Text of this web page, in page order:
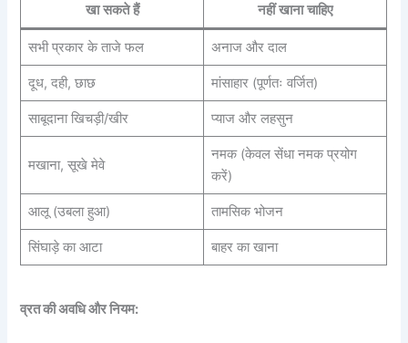
खा सकते हैं नहीं खाना चाहिए
सभी प्रकार के ताजे फल अनाज और दाल
दूध, दही, छाछ मांसाहार (पूर्णतः वर्जित)
साबूदाना खिचड़ी/खीर प्याज और लहसुन
मखाना, सूखे मेवे
नमक (केवल सेंधा नमक प्रयोग
करें)
आलू (उबला हुआ) तामसिक भोजन
सिंघाड़े का आटा बाहर का खाना
व्रत की अवधि और नियम: